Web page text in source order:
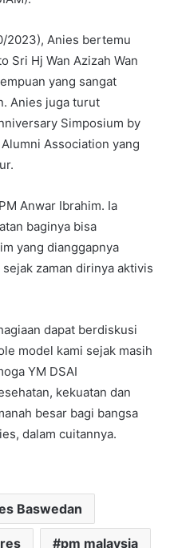
2023), Anies bertemu
Sri Hj Wan Azizah Wan
yang sangat
Anies juga turut
Simposium by
Association yang
Anwar Ibrahim. Ia
baginya bisa
yang dianggapnya
zaman dirinya aktivis
dapat berdiskusi
model kami sejak masih
YM DSAI
kekuatan dan
besar bagi bangsa
dalam cuitannya.
Baswedan
pm malaysia